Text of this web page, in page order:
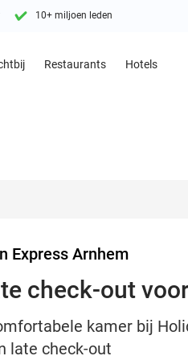
10+ miljoen leden
Restaurants Hotels
Express Arnhem
check-out
kamer bij
late check-out